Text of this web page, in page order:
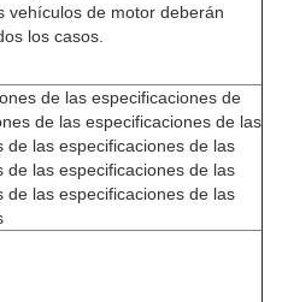
vehículos de motor deberán
los casos.
de las especificaciones de
de las especificaciones de las
de las especificaciones de las
de las especificaciones de las
de las especificaciones de las